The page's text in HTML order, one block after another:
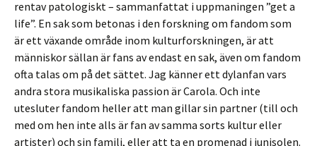
rentav patologiskt – sammanfattat i uppmaningen ”get a
life”. En sak som betonas i den forskning om fandom som
är ett växande område inom kulturforskningen, är att
människor sällan är fans av endast en sak, även om fandom
ofta talas om på det sättet. Jag känner ett dylanfan vars
andra stora musikaliska passion är Carola. Och inte
utesluter fandom heller att man gillar sin partner (till och
med om hen inte alls är fan av samma sorts kultur eller
artister) och sin familj, eller att ta en promenad i junisolen.